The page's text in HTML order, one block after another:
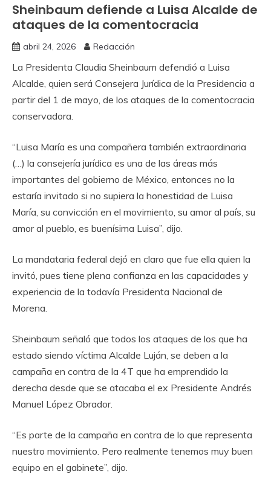
Sheinbaum defiende a Luisa Alcalde de
ataques de la comentocracia
abril 24, 2026 Redacción
La Presidenta Claudia Sheinbaum defendió a Luisa
Alcalde, quien será Consejera Jurídica de la Presidencia a
partir del 1 de mayo, de los ataques de la comentocracia
conservadora.
“Luisa María es una compañera también extraordinaria
(…) la consejería jurídica es una de las áreas más
importantes del gobierno de México, entonces no la
estaría invitado si no supiera la honestidad de Luisa
María, su convicción en el movimiento, su amor al país, su
amor al pueblo, es buenísima Luisa”, dijo.
La mandataria federal dejó en claro que fue ella quien la
invitó, pues tiene plena confianza en las capacidades y
experiencia de la todavía Presidenta Nacional de
Morena.
Sheinbaum señaló que todos los ataques de los que ha
estado siendo víctima Alcalde Luján, se deben a la
campaña en contra de la 4T que ha emprendido la
derecha desde que se atacaba el ex Presidente Andrés
Manuel López Obrador.
“Es parte de la campaña en contra de lo que representa
nuestro movimiento. Pero realmente tenemos muy buen
equipo en el gabinete”, dijo.